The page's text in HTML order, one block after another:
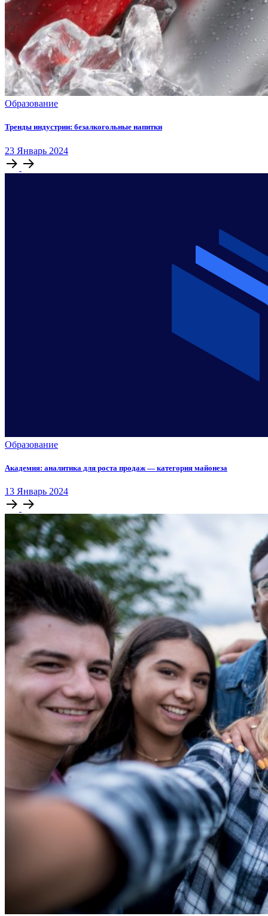
Образование
Тренды индустрии: безалкогольные напитки
23 Январь 2024
Образование
Академия: аналитика для роста продаж — категория майонеза
13 Январь 2024